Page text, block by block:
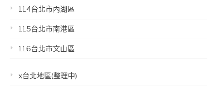
114台北市內湖區
115台北市南港區
116台北市文山區
x台北地區(整理中)